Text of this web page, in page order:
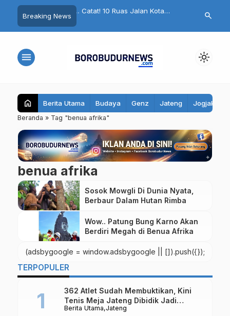
Breaking News
Komentar
Sampaikan
Catat! 10 Ruas Jalan Kota
Ini, Pengendara Diminta Hindari
El Nino
Pasukan
search
menu light_mode
home Berita Utama Budaya Genz Jateng Jogjakarta
Beranda » Tag "benua afrika"
benua afrika
Sosok Mowgli Di Dunia Nyata,
Berbaur Dalam Hutan Rimba
Wow.. Patung Bung Karno Akan
Berdiri Megah di Benua Afrika
(adsbygoogle = window.adsbygoogle || []).push({});
TERPOPULER
Berita Utama Jateng
362 Atlet Sudah Membuktikan, Kini
Tenis Meja Jateng Dibidik Jadi
Kekuatan Nasional